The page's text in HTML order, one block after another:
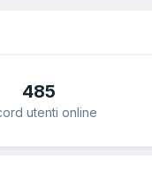
485
utenti online